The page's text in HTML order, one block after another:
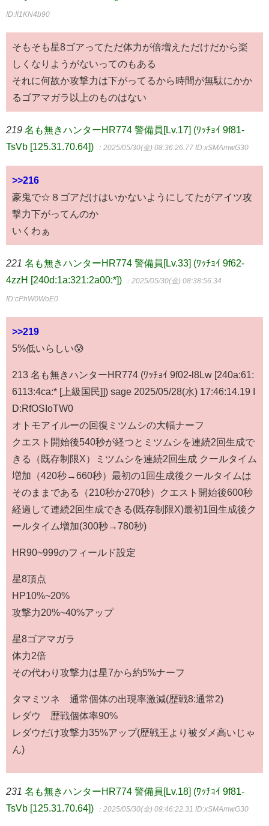
ID:Il1KN4b90
そもそも星8ゴアってただ体力が倍増えただけだから楽
しくなりようがないってのもある
それに何故か攻撃力は下がってるから時間が無駄にかか
るゴアマガラ以上のものはない
219 名も無きハンターHR774 警備員[Lv.17] (ﾜｯﾁｮｲ 9f81-
TsVb [125.31.70.64])
：2025/05/30(金) 08:36:26.77 ID:xSMAmwG30
>>216
豪鬼で☆８ゴアだけはいかないようにしてたがアイツ攻
撃力下がってんのか
いくわぁ
221 名も無きハンターHR774 警備員[Lv.33] (ﾜｯﾁｮｲ 9f62-
4zzH [240d:1a:321:2a00:*])
：2025/05/30(金) 08:38:56.34
ID:cPhW0WoE0
>>219
5%低いらしい😰
213 名も無きハンターHR774 (ﾜｯﾁｮｲ 9f02-l8Lw [240a:61:
6113:4ca:* [上級国民]]) sage 2025/05/28(水) 17:46:14.19 I
D:RfOSIoTW0
オトモアイルーの回復ミツムシの大幅ナーフ
クエスト開始後540秒が経つとミツムシを連続2回生成で
きる（既存制限X）ミツムシを連続2回生成 クールタイム
増加（420秒→660秒）最初の1回生成後クールタイムは
そのままである（210秒か270秒）クエスト開始後600秒
経過して連続2回生成できる(既存制限X)最初1回生成後ク
ールタイム増加(300秒→780秒)
HR90~999のフィールド設定
星8頂点
HP10%~20%
攻撃力20%~40%アップ
星8ゴアマガラ
体力2倍
その代わり攻撃力は星7から約5%ナーフ
タマミツネ 通常個体の出現率激減(歴戦8:通常2)
レダウ 歴戦個体率90%
レダウだけ攻撃力35%アップ(歴戦王より被ダメ高いじゃ
ん)
231 名も無きハンターHR774 警備員[Lv.18] (ﾜｯﾁｮｲ 9f81-
TsVb [125.31.70.64])
：2025/05/30(金) 09:46:22.31 ID:xSMAmwG30